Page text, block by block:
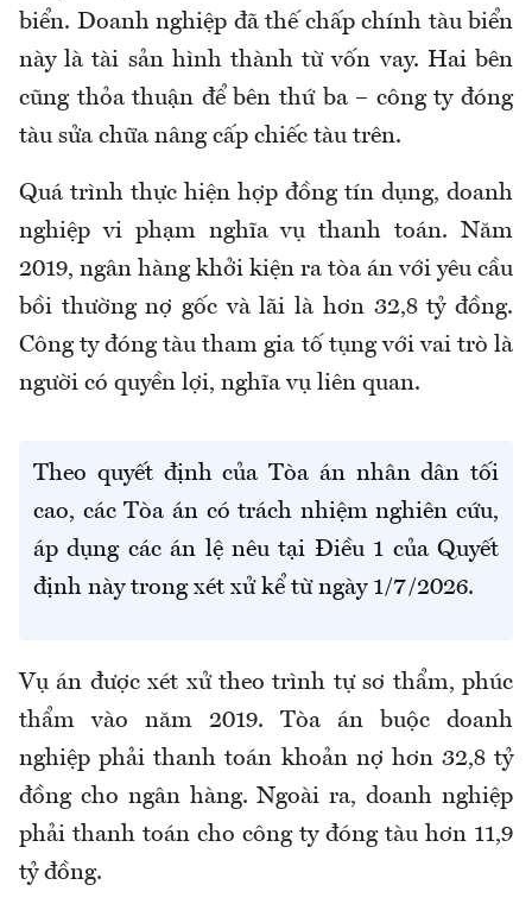
biển. Doanh nghiệp đã thế chấp chính tàu biển
này là tài sản hình thành từ vốn vay. Hai bên
cũng thỏa thuận để bên thứ ba – công ty đóng
tàu sửa chữa nâng cấp chiếc tàu trên.
Quá trình thực hiện hợp đồng tín dụng, doanh
nghiệp vi phạm nghĩa vụ thanh toán. Năm
2019, ngân hàng khởi kiện ra tòa án với yêu cầu
bồi thường nợ gốc và lãi là hơn 32,8 tỷ đồng.
Công ty đóng tàu tham gia tố tụng với vai trò là
người có quyền lợi, nghĩa vụ liên quan.
Theo quyết định của Tòa án nhân dân tối
cao, các Tòa án có trách nhiệm nghiên cứu,
áp dụng các án lệ nêu tại Điều 1 của Quyết
định này trong xét xử kể từ ngày 1/7/2026.
Vụ án được xét xử theo trình tự sơ thẩm, phúc
thẩm vào năm 2019. Tòa án buộc doanh
nghiệp phải thanh toán khoản nợ hơn 32,8 tỷ
đồng cho ngân hàng. Ngoài ra, doanh nghiệp
phải thanh toán cho công ty đóng tàu hơn 11,9
tỷ đồng.